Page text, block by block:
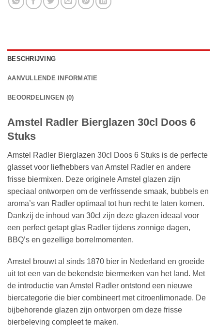
BESCHRIJVING
AANVULLENDE INFORMATIE
BEOORDELINGEN (0)
Amstel Radler Bierglazen 30cl Doos 6
Stuks
Amstel Radler Bierglazen 30cl Doos 6 Stuks is de perfecte
glasset voor liefhebbers van Amstel Radler en andere
frisse biermixen. Deze originele Amstel glazen zijn
speciaal ontworpen om de verfrissende smaak, bubbels en
aroma’s van Radler optimaal tot hun recht te laten komen.
Dankzij de inhoud van 30cl zijn deze glazen ideaal voor
een perfect getapt glas Radler tijdens zonnige dagen,
BBQ’s en gezellige borrelmomenten.
Amstel brouwt al sinds 1870 bier in Nederland en groeide
uit tot een van de bekendste biermerken van het land. Met
de introductie van Amstel Radler ontstond een nieuwe
biercategorie die bier combineert met citroenlimonade. De
bijbehorende glazen zijn ontworpen om deze frisse
bierbeleving compleet te maken.